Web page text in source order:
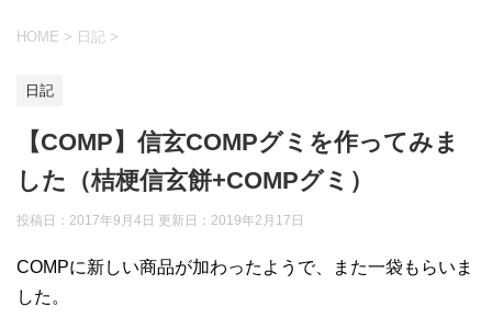
HOME > 日記 >
日記
【COMP】信玄COMPグミを作ってみま
した（桔梗信玄餅+COMPグミ）
投稿日：2017年9月4日 更新日： 2019年2月17日
COMPに新しい商品が加わったようで、また一袋もらいま
した。